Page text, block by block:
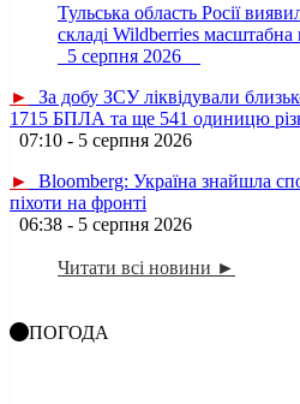
Тульська область Росії
складі Wildberries
5 серпня 2026
►
За добу ЗСУ ліквідували
1715 БПЛА та ще 541 одиницю
07:10 - 5 серпня 2026
►
Bloomberg: Україна знайшла
піхоти на фронті
06:38 - 5 серпня 2026
Читати всі новини ►
ПОГОДА